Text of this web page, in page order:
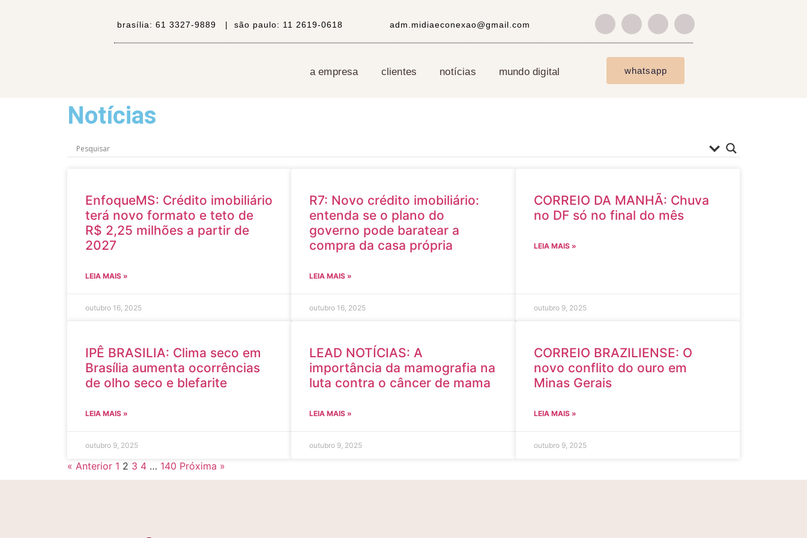
brasília: 61 3327-9889 | são paulo: 11 2619-0618 adm.midiaeconexao@gmail.com
a empresa clientes notícias mundo digital whatsapp
Notícias
EnfoqueMS: Crédito imobiliário
terá novo formato e teto de
R$ 2,25 milhões a partir de
2027
LEIA MAIS »
outubro 16, 2025
R7: Novo crédito imobiliário:
entenda se o plano do
governo pode baratear a
compra da casa própria
LEIA MAIS »
outubro 16, 2025
CORREIO DA MANHÃ: Chuva
no DF só no final do mês
LEIA MAIS »
outubro 9, 2025
IPÊ BRASILIA: Clima seco em
Brasília aumenta ocorrências
de olho seco e blefarite
LEIA MAIS »
outubro 9, 2025
LEAD NOTÍCIAS: A
importância da mamografia na
luta contra o câncer de mama
LEIA MAIS »
outubro 9, 2025
CORREIO BRAZILIENSE: O
novo conflito do ouro em
Minas Gerais
LEIA MAIS »
outubro 9, 2025
« Anterior 1 2 3 4 … 140 Próxima »